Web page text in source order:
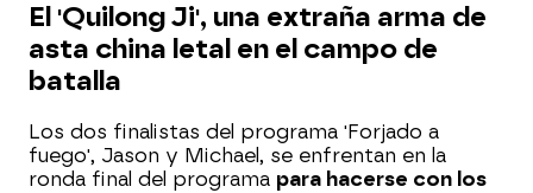
El 'Quilong Ji', una extraña arma de
asta china letal en el campo de
batalla
Los dos finalistas del programa 'Forjado a
fuego', Jason y Michael, se enfrentan en la
ronda final del programa para hacerse con los